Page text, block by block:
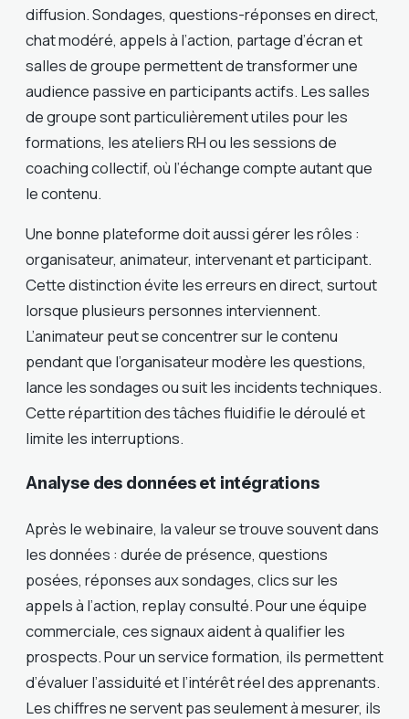
diffusion. Sondages, questions-réponses en direct,
chat modéré, appels à l’action, partage d’écran et
salles de groupe permettent de transformer une
audience passive en participants actifs. Les salles
de groupe sont particulièrement utiles pour les
formations, les ateliers RH ou les sessions de
coaching collectif, où l’échange compte autant que
le contenu.
Une bonne plateforme doit aussi gérer les rôles :
organisateur, animateur, intervenant et participant.
Cette distinction évite les erreurs en direct, surtout
lorsque plusieurs personnes interviennent.
L’animateur peut se concentrer sur le contenu
pendant que l’organisateur modère les questions,
lance les sondages ou suit les incidents techniques.
Cette répartition des tâches fluidifie le déroulé et
limite les interruptions.
Analyse des données et intégrations
Après le webinaire, la valeur se trouve souvent dans
les données : durée de présence, questions
posées, réponses aux sondages, clics sur les
appels à l’action, replay consulté. Pour une équipe
commerciale, ces signaux aident à qualifier les
prospects. Pour un service formation, ils permettent
d’évaluer l’assiduité et l’intérêt réel des apprenants.
Les chiffres ne servent pas seulement à mesurer, ils